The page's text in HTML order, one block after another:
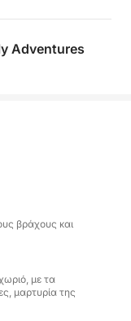
ακτή, με
εκλεπτυσμένο
νερά και
να
θάλασσα, με
ακούσετε
με τυπικά
Adventures
βράχους και
με τα
μαρτυρία της